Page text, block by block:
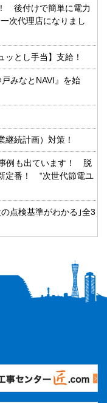
後付けで簡単に電力
次代理店になりまし
とし手当】支給！
みなとNAVI』を始
継続計画）対策！
例も出ています！ 脱
定番！ ‟次世代節電ユ
点検基準がわかる｣全3